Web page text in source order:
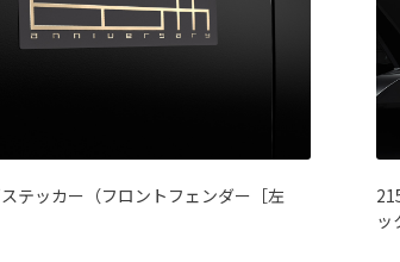
テッカー（フロントフェンダー［左
ッ